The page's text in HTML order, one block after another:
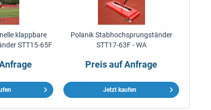
klappbare
STT15-65F
Polanik Stabhochsprungständer
STT17-63F - WA
Preis auf Anfrage
Jetzt kaufen